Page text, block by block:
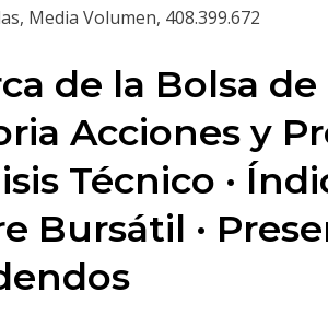
Media Volumen, 408.399.672
de la Bolsa de
Acciones y
Técnico ·
Bursátil ·